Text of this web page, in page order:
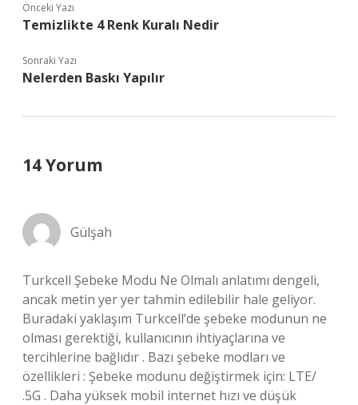
Önceki Yazı
Temizlikte 4 Renk Kuralı Nedir
Sonraki Yazı
Nelerden Baskı Yapılır
14 Yorum
Gülşah
Turkcell Şebeke Modu Ne Olmalı anlatımı dengeli,
ancak metin yer yer tahmin edilebilir hale geliyor.
Buradaki yaklaşım Turkcell’de şebeke modunun ne
olması gerektiği, kullanıcının ihtiyaçlarına ve
tercihlerine bağlıdır . Bazı şebeke modları ve
özellikleri : Şebeke modunu değiştirmek için: LTE/
.5G . Daha yüksek mobil internet hızı ve düşük